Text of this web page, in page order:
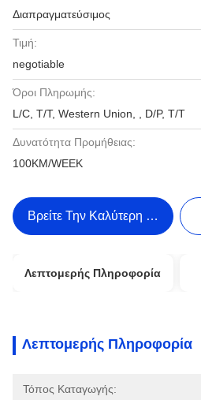
Διαπραγματεύσιμος
Τιμή:
negotiable
Όροι Πληρωμής:
L/C, T/T, Western Union, , D/P, T/T
Δυνατότητα Προμήθειας:
100KM/WEEK
Βρείτε Την Καλύτερη Τιμή
Λεπτομερής Πληροφορία
Λεπτομερής Πληροφορία
Τόπος Καταγωγής: